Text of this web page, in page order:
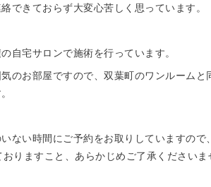
できておらず大変心苦しく思っています。
自宅サロンで施術を行っています。
のお部屋ですので、双葉町のワンルームと
ない時間にご予約をお取りしていますので
おりますこと、あらかじめご了承くださいま